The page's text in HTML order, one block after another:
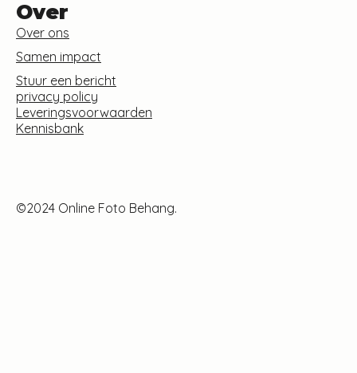
Over
Over ons
Samen impact
Stuur een bericht
privacy policy
Leveringsvoorwaarden
Kennisbank
©2024 Online Foto Behang.